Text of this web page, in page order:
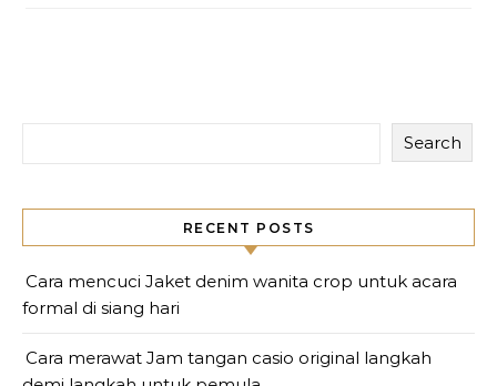
Search
RECENT POSTS
Cara mencuci Jaket denim wanita crop untuk acara
formal di siang hari
Cara merawat Jam tangan casio original langkah